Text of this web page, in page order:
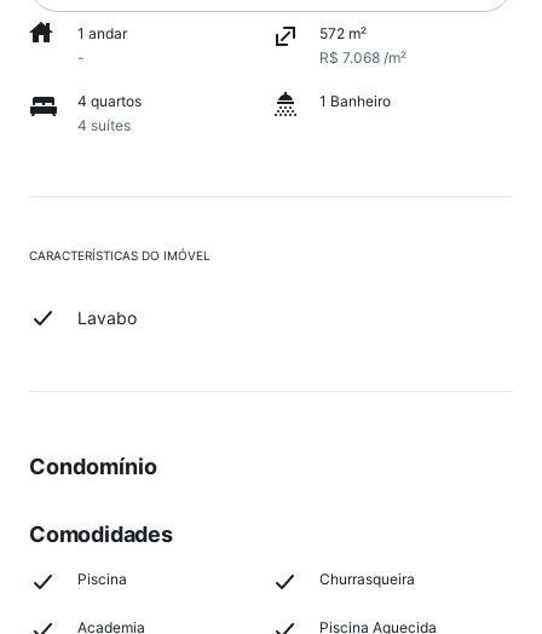
1 andar
-
572 m²
R$ 7.068 /m²
4 quartos
4 suítes
1 Banheiro
CARACTERÍSTICAS DO IMÓVEL
Lavabo
Condomínio
Comodidades
Piscina Churrasqueira
Academia Piscina Aquecida